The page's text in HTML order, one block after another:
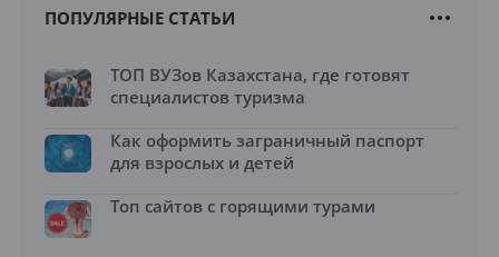
ПОПУЛЯРНЫЕ СТАТЬИ
ТОП ВУЗов Казахстана, где готовят
специалистов туризма
Как оформить заграничный паспорт
для взрослых и детей
Топ сайтов с горящими турами